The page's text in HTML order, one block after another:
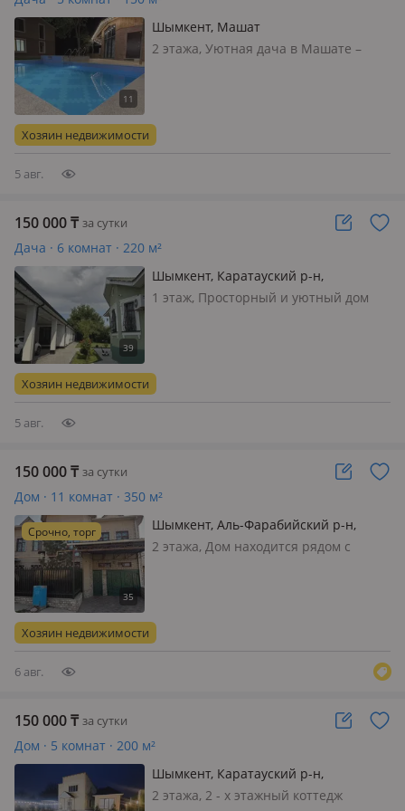
Шымкент, Машат
2 этажа, Уютная дача в Машате –
Отлично подойдёт для семей, друзей
или романтического отдыха.
Хозяин недвижимости
5 авг.
150 000₸ за сутки
Дача · 6 комнат · 220 м²
Шымкент, Каратауский р-н,
Сельхозтехника 76
1 этаж, Просторный и уютный дом
салу, тұсау кесер, дни рождения,
семейные праздники и дружеские
Хозяин недвижимости
5 авг.
150 000₸ за сутки
Дом · 11 комнат · 350 м²
Срочно, торг
Шымкент, Аль-Фарабийский р-н,
Кадеева 24 — Байтурсынова -
2 этажа, Дом находится рядом с
Магнум, Rixos! Дом с новым
ремонтом! Имеется все необходимое
Хозяин недвижимости
6 авг.
150 000₸ за сутки
Дом · 5 комнат · 200 м²
Шымкент, Каратауский р-н,
Вишнёвая 92 — Қайнар булақ
2 этажа, 2 - х этажный коттедж